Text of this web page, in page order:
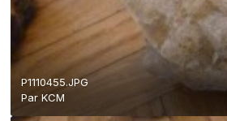
P1110455.JPG
Par KCM